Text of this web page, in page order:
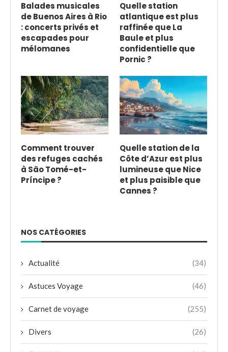
Balades musicales
de Buenos Aires à Rio
: concerts privés et
escapades pour
mélomanes
Quelle station
atlantique est plus
raffinée que La
Baule et plus
confidentielle que
Pornic ?
Comment trouver
des refuges cachés
à São Tomé-et-
Príncipe ?
Quelle station de la
Côte d’Azur est plus
lumineuse que Nice
et plus paisible que
Cannes ?
NOS CATÉGORIES
Actualité (34)
Astuces Voyage (46)
Carnet de voyage (255)
Divers (26)